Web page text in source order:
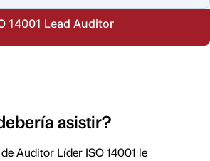
14001 Lead Auditor
asistir?
Auditor Líder ISO 14001 le